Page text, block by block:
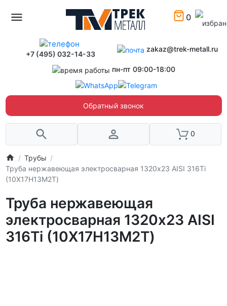
0
+7 (495) 032-14-33
zakaz@trek-metall.ru
пн-пт 09:00-18:00
Обратный звонок
0
Трубы
Труба нержавеющая электросварная 1320х23 AISI 316Ti
(10Х17Н13М2Т)
Труба нержавеющая
электросварная 1320х23 AISI
316Ti (10Х17Н13М2Т)